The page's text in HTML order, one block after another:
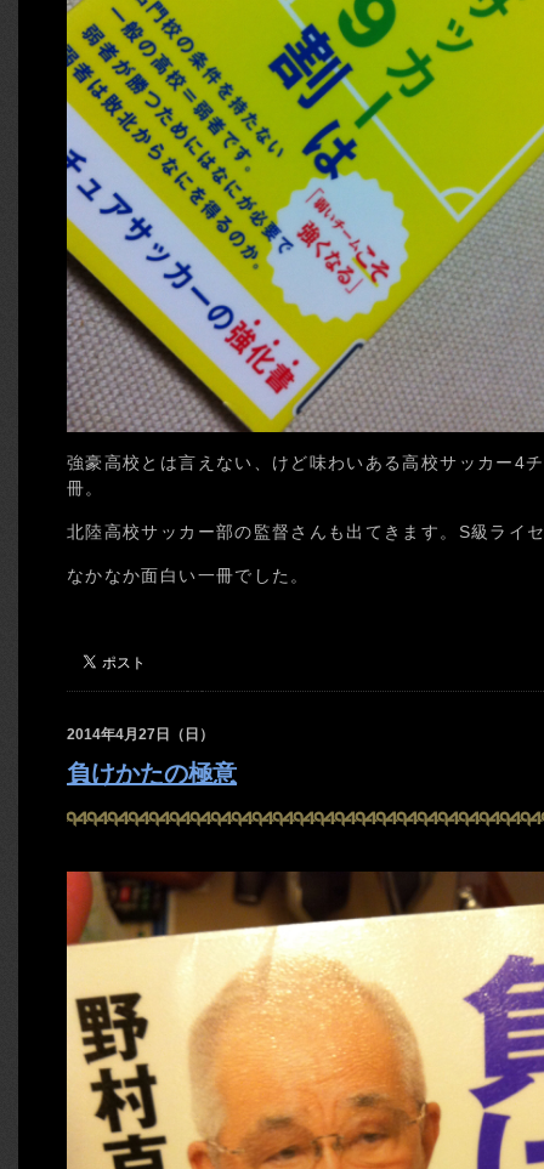
強豪高校とは言えない、けど味わいある高校サッカー4
冊。
北陸高校サッカー部の監督さんも出てきます。S級ライ
なかなか面白い一冊でした。
2014年4月27日（日）
負けかたの極意